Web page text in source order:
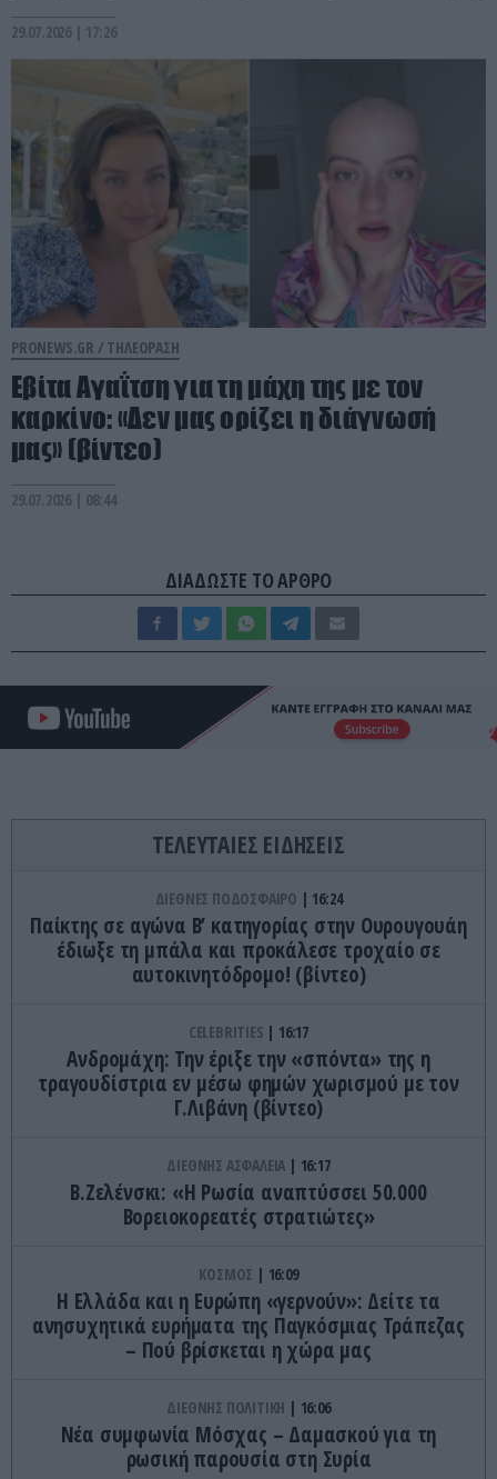
29.07.2026 | 17:26
PRONEWS.GR / ΤΗΛΕΟΡΑΣΗ
Εβίτα Αγαΐτση για τη μάχη της με τον
καρκίνο: «Δεν μας ορίζει η διάγνωσή
μας» (βίντεο)
29.07.2026 | 08:44
ΔΙΑΔΩΣΤΕ ΤΟ ΑΡΘΡΟ
ΤΕΛΕΥΤΑΙΕΣ ΕΙΔΗΣΕΙΣ
ΔΙΕΘΝΕΣ ΠΟΔΟΣΦΑΙΡΟ 16:24
Παίκτης σε αγώνα Β’ κατηγορίας στην Ουρουγουάη
έδιωξε τη μπάλα και προκάλεσε τροχαίο σε
αυτοκινητόδρομο! (βίντεο)
CELEBRITIES 16:17
Ανδρομάχη: Την έριξε την «σπόντα» της η
τραγουδίστρια εν μέσω φημών χωρισμού με τον
Γ.Λιβάνη (βίντεο)
ΔΙΕΘΝΗΣ ΑΣΦΑΛΕΙΑ 16:17
Β.Ζελένσκι: «Η Ρωσία αναπτύσσει 50.000
Βορειοκορεατές στρατιώτες»
ΚΟΣΜΟΣ 16:09
Η Ελλάδα και η Ευρώπη «γερνούν»: Δείτε τα
ανησυχητικά ευρήματα της Παγκόσμιας Τράπεζας
– Πού βρίσκεται η χώρα μας
ΔΙΕΘΝΗΣ ΠΟΛΙΤΙΚΗ 16:06
Νέα συμφωνία Μόσχας – Δαμασκού για τη
ρωσική παρουσία στη Συρία